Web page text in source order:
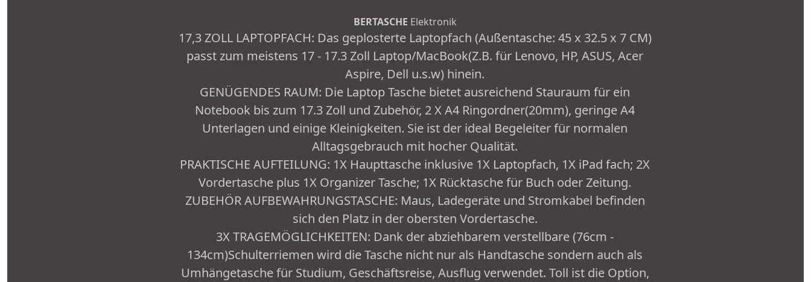
BERTASCHE Elektronik
17,3 ZOLL LAPTOPFACH: Das geplosterte Laptopfach (Außentasche: 45 x 32.5 x 7 CM)
passt zum meistens 17 - 17.3 Zoll Laptop/MacBook(Z.B. für Lenovo, HP, ASUS, Acer
Aspire, Dell u.s.w) hinein.
GENÜGENDES RAUM: Die Laptop Tasche bietet ausreichend Stauraum für ein
Notebook bis zum 17.3 Zoll und Zubehör, 2 X A4 Ringordner(20mm), geringe A4
Unterlagen und einige Kleinigkeiten. Sie ist der ideal Begeleiter für normalen
Alltagsgebrauch mit hocher Qualität.
PRAKTISCHE AUFTEILUNG: 1X Haupttasche inklusive 1X Laptopfach, 1X iPad fach; 2X
Vordertasche plus 1X Organizer Tasche; 1X Rücktasche für Buch oder Zeitung.
ZUBEHÖR AUFBEWAHRUNGSTASCHE: Maus, Ladegeräte und Stromkabel befinden
sich den Platz in der obersten Vordertasche.
3X TRAGEMÖGLICHKEITEN: Dank der abziehbarem verstellbare (76cm -
134cm)Schulterriemen wird die Tasche nicht nur als Handtasche sondern auch als
Umhängetasche für Studium, Geschäftsreise, Ausflug verwendet. Toll ist die Option,